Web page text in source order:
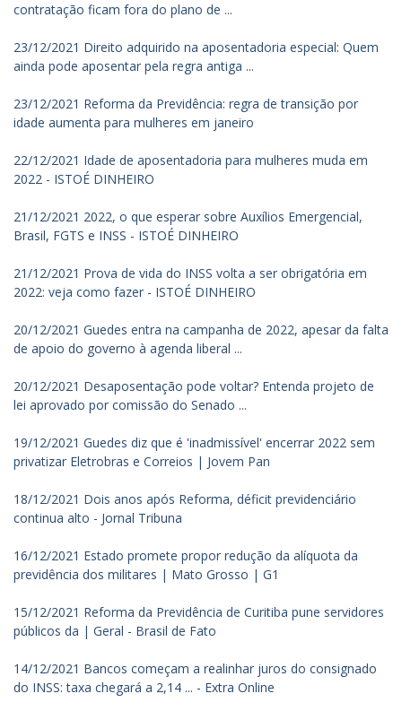
contratação ficam fora do plano de ...
23/12/2021 Direito adquirido na aposentadoria especial: Quem
ainda pode aposentar pela regra antiga ...
23/12/2021 Reforma da Previdência: regra de transição por
idade aumenta para mulheres em janeiro
22/12/2021 Idade de aposentadoria para mulheres muda em
2022 - ISTOÉ DINHEIRO
21/12/2021 2022, o que esperar sobre Auxílios Emergencial,
Brasil, FGTS e INSS - ISTOÉ DINHEIRO
21/12/2021 Prova de vida do INSS volta a ser obrigatória em
2022: veja como fazer - ISTOÉ DINHEIRO
20/12/2021 Guedes entra na campanha de 2022, apesar da falta
de apoio do governo à agenda liberal ...
20/12/2021 Desaposentação pode voltar? Entenda projeto de
lei aprovado por comissão do Senado ...
19/12/2021 Guedes diz que é 'inadmissível' encerrar 2022 sem
privatizar Eletrobras e Correios | Jovem Pan
18/12/2021 Dois anos após Reforma, déficit previdenciário
continua alto - Jornal Tribuna
16/12/2021 Estado promete propor redução da alíquota da
previdência dos militares | Mato Grosso | G1
15/12/2021 Reforma da Previdência de Curitiba pune servidores
públicos da | Geral - Brasil de Fato
14/12/2021 Bancos começam a realinhar juros do consignado
do INSS: taxa chegará a 2,14 ... - Extra Online